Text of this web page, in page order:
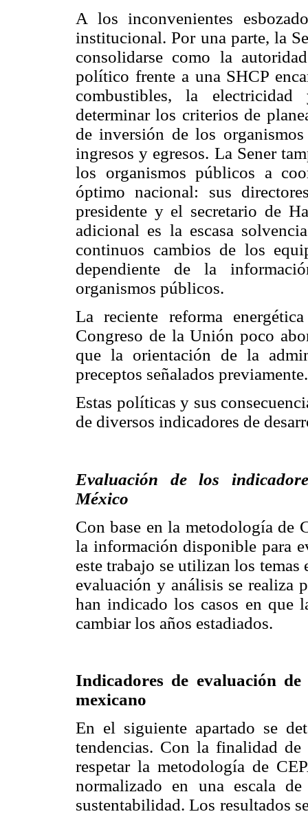
A los inconvenientes
institucional. Por una parte, la
consolidarse como la
político frente a una SHCP
combustibles, la
determinar los criterios de
de inversión de los
ingresos y egresos. La Sener
los organismos públicos a
óptimo nacional: sus
presidente y el secretario de
adicional es la escasa
continuos cambios de los
dependiente de la
organismos públicos.
La reciente reforma
Congreso de la Unión poco
que la orientación de la
preceptos señalados previamente.
Estas políticas y sus
de diversos indicadores de
Evaluación de los
México
Con base en la metodología de
la información disponible para
este trabajo se utilizan los
evaluación y análisis se realiza
han indicado los casos en que
cambiar los años estadiados.
Indicadores de evaluación
mexicano
En el siguiente apartado se
tendencias. Con la finalidad
respetar la metodología de
normalizado en una escala
sustentabilidad. Los resultados